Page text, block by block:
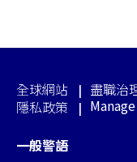
全球網站 盡職治
隱私政策
一般警語